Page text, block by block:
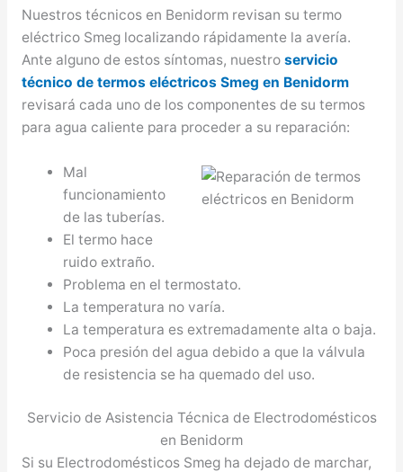
Nuestros técnicos en Benidorm revisan su termo
eléctrico Smeg localizando rápidamente la avería.
Ante alguno de estos síntomas, nuestro servicio
técnico de termos eléctricos Smeg en Benidorm
revisará cada uno de los componentes de su termos
para agua caliente para proceder a su reparación:
Mal
funcionamiento
de las tuberías.
El termo hace
ruido extraño.
Problema en el termostato.
La temperatura no varía.
La temperatura es extremadamente alta o baja.
Poca presión del agua debido a que la válvula
de resistencia se ha quemado del uso.
Servicio de Asistencia Técnica de Electrodomésticos
en Benidorm
Si su Electrodomésticos Smeg ha dejado de marchar,